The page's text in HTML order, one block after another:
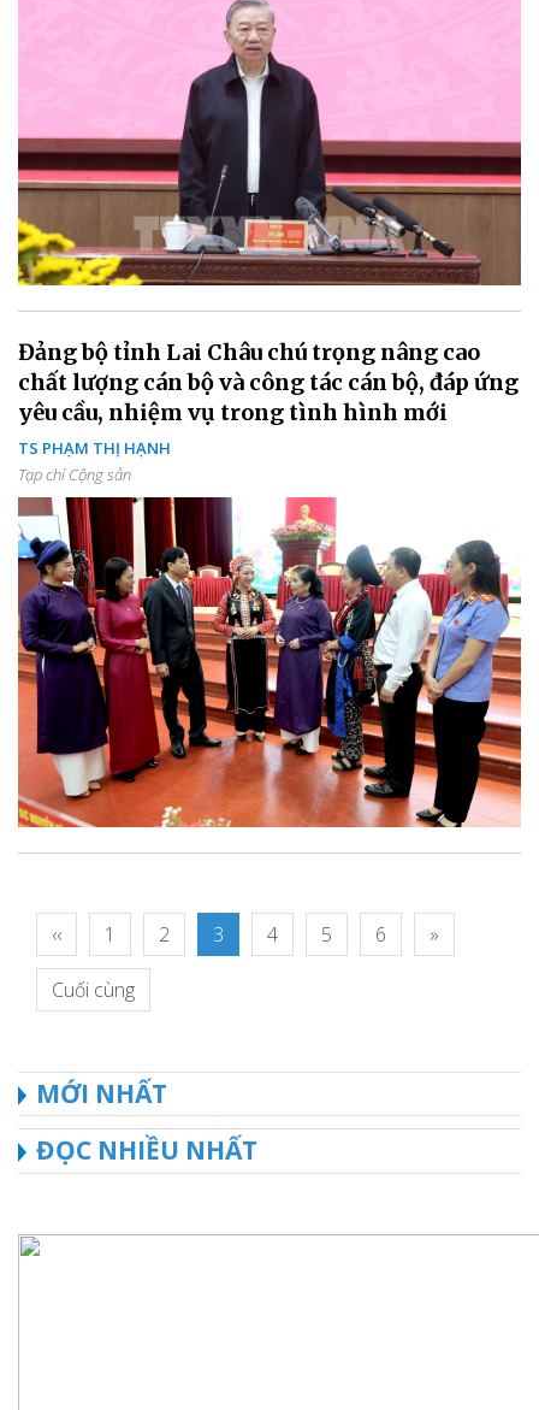
Đảng bộ tỉnh Lai Châu chú trọng nâng cao
chất lượng cán bộ và công tác cán bộ, đáp ứng
yêu cầu, nhiệm vụ trong tình hình mới
TS PHẠM THỊ HẠNH
Tạp chí Cộng sản
‹‹ 1 2 3 4 5 6 »
Cuối cùng
MỚI NHẤT
ĐỌC NHIỀU NHẤT